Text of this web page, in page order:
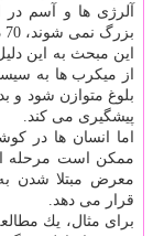
آلرژی ها و آسم در
بزرگ نمی شوند، 70 درصد كمتر است.
این مبحث به این
از میكرب ها به
بلوغ متوازن شود و
پیشگیری می كند.
اما انسان ها در
ممكن است مرحله ای
معرض مبتلا شدن
قرار می دهد.